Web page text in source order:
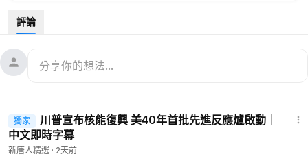
知道會對身體造成傷害的情況下發生的。
個非常嚴重的問題，也是一些人無論多麼努力都無法控制自己對
某些食物的渴望的主要原因之一。
評論
獨家
川普宣布核能復興 美40年首批先進反應爐啟動｜
中文即時字幕
新唐人精選 · 2天前